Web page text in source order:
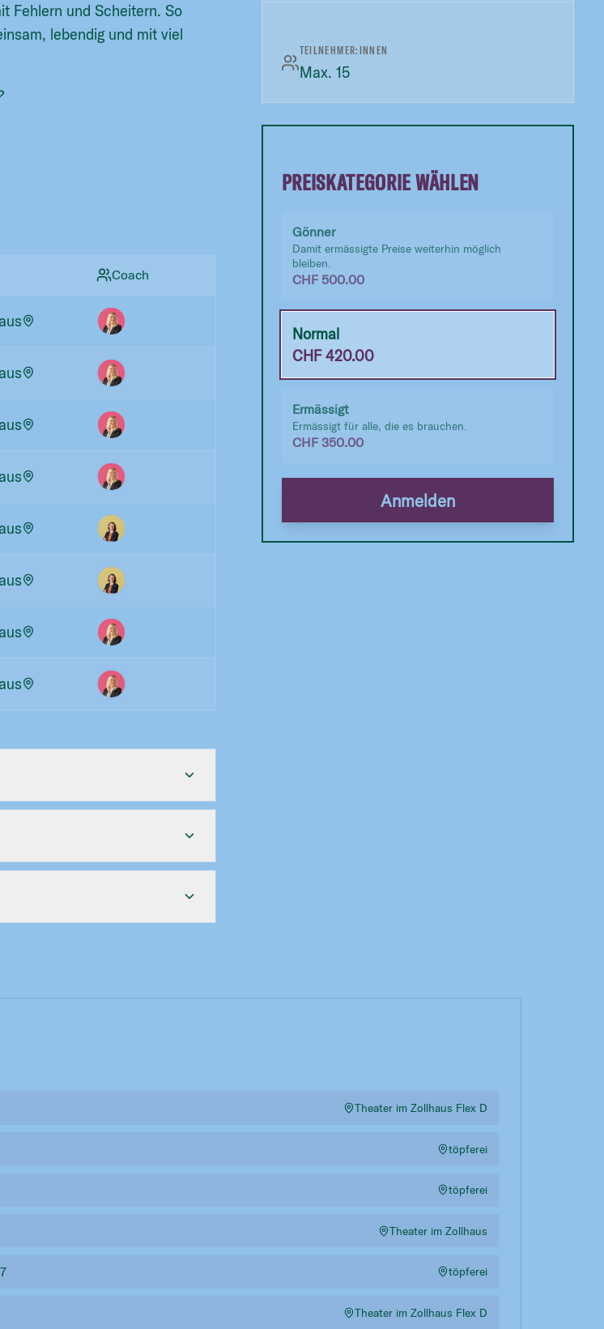
Fehlern und Scheitern. So
lebendig und mit viel
Coach
TEILNEHMER:INNEN
Max. 15
PREISKATEGORIE WÄHLEN
Gönner
Damit ermässigte Preise weiterhin möglich
bleiben.
CHF 500.00
Normal
CHF420.00
Ermässigt
Ermässigt für alle, die es brauchen.
CHF350.00
Anmelden
Theater im Zollhaus Flex D
töpferei
töpferei
Theater im Zollhaus
töpferei
Theater im Zollhaus Flex D